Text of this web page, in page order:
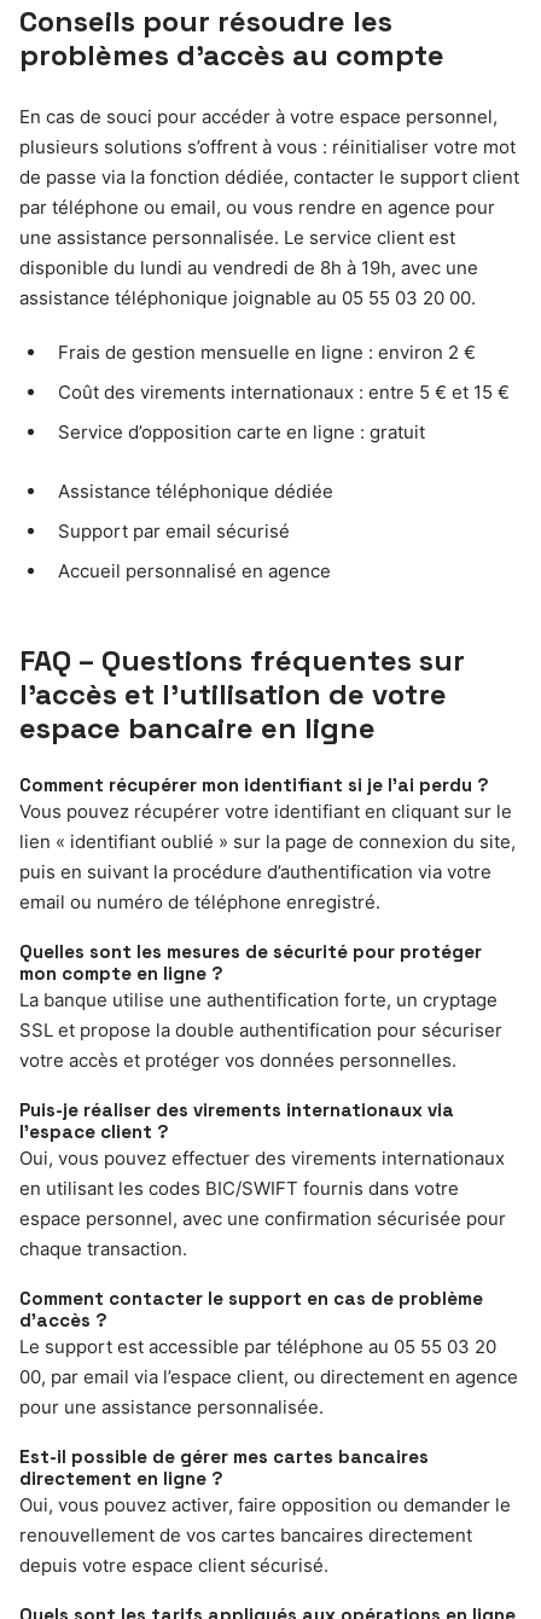
Conseils pour résoudre les
problèmes d’accès au compte
En cas de souci pour accéder à votre espace personnel,
plusieurs solutions s’offrent à vous : réinitialiser votre mot
de passe via la fonction dédiée, contacter le support client
par téléphone ou email, ou vous rendre en agence pour
une assistance personnalisée. Le service client est
disponible du lundi au vendredi de 8h à 19h, avec une
assistance téléphonique joignable au 05 55 03 20 00.
Frais de gestion mensuelle en ligne : environ 2 €
Coût des virements internationaux : entre 5 € et 15 €
Service d’opposition carte en ligne : gratuit
Assistance téléphonique dédiée
Support par email sécurisé
Accueil personnalisé en agence
FAQ – Questions fréquentes sur
l’accès et l’utilisation de votre
espace bancaire en ligne
Comment récupérer mon identifiant si je l’ai perdu ?
Vous pouvez récupérer votre identifiant en cliquant sur le
lien « identifiant oublié » sur la page de connexion du site,
puis en suivant la procédure d’authentification via votre
email ou numéro de téléphone enregistré.
Quelles sont les mesures de sécurité pour protéger
mon compte en ligne ?
La banque utilise une authentification forte, un cryptage
SSL et propose la double authentification pour sécuriser
votre accès et protéger vos données personnelles.
Puis-je réaliser des virements internationaux via
l’espace client ?
Oui, vous pouvez effectuer des virements internationaux
en utilisant les codes BIC/SWIFT fournis dans votre
espace personnel, avec une confirmation sécurisée pour
chaque transaction.
Comment contacter le support en cas de problème
d’accès ?
Le support est accessible par téléphone au 05 55 03 20
00, par email via l’espace client, ou directement en agence
pour une assistance personnalisée.
Est-il possible de gérer mes cartes bancaires
directement en ligne ?
Oui, vous pouvez activer, faire opposition ou demander le
renouvellement de vos cartes bancaires directement
depuis votre espace client sécurisé.